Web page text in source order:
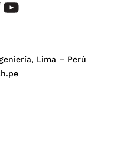
YouTube
Lima – Perú